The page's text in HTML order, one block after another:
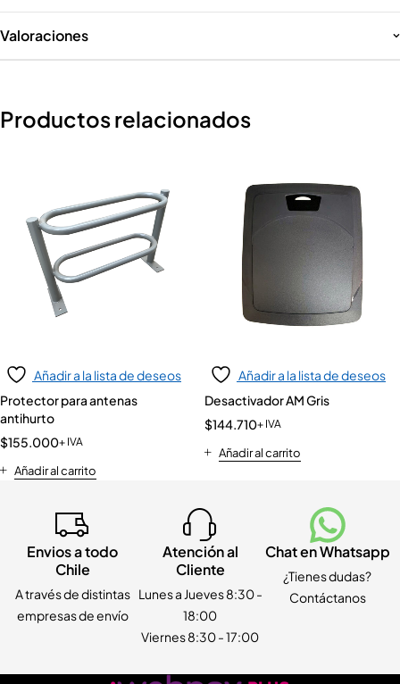
Valoraciones
Productos relacionados
Añadir a la lista de deseos
Protector para antenas
antihurto
$155.000+ IVA
Añadir al carrito
Añadir a la lista de deseos
Desactivador AM Gris
$144.710+ IVA
Añadir al carrito
Envios a todo
Chile
A través de distintas
empresas de envío
Atención al
Cliente
Lunes a Jueves 8:30 -
18:00
Viernes 8:30 - 17:00
Chat en Whatsapp
¿Tienes dudas?
Contáctanos